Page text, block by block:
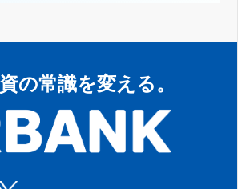
の常識を変える。